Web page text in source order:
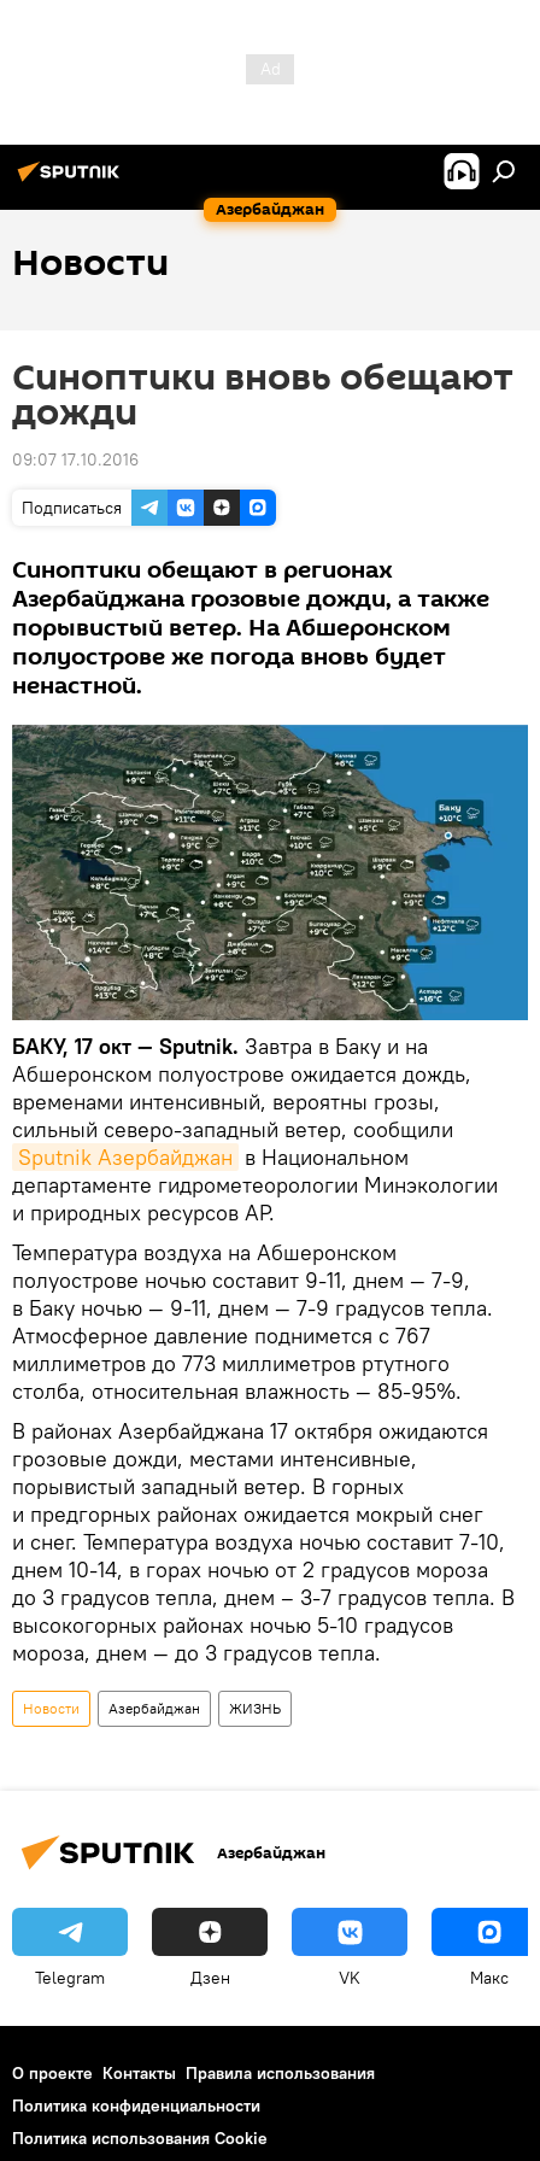
Азербайджан
Новости
Синоптики вновь обещают
дожди
09:07 17.10.2016
Подписаться
Синоптики обещают в регионах
Азербайджана грозовые дожди, а также
порывистый ветер. На Абшеронском
полуострове же погода вновь будет
ненастной.
БАКУ, 17 окт — Sputnik. Завтра в Баку и на
Абшеронском полуострове ожидается дождь,
временами интенсивный, вероятны грозы,
сильный северо-западный ветер, сообщили
Sputnik Азербайджан в Национальном
департаменте гидрометеорологии Минэкологии
и природных ресурсов АР.
Температура воздуха на Абшеронском
полуострове ночью составит 9-11, днем — 7-9,
в Баку ночью — 9-11, днем — 7-9 градусов тепла.
Атмосферное давление поднимется с 767
миллиметров до 773 миллиметров ртутного
столба, относительная влажность — 85-95%.
В районах Азербайджана 17 октября ожидаются
грозовые дожди, местами интенсивные,
порывистый западный ветер. В горных
и предгорных районах ожидается мокрый снег
и снег. Температура воздуха ночью составит 7-10,
днем 10-14, в горах ночью от 2 градусов мороза
до 3 градусов тепла, днем – 3-7 градусов тепла. В
высокогорных районах ночью 5-10 градусов
мороза, днем — до 3 градусов тепла.
Новости Азербайджан ЖИЗНЬ
Азербайджан
Telegram Дзен VK Макс
О проекте Контакты Правила использования
Политика конфиденциальности
Политика использования Cookie